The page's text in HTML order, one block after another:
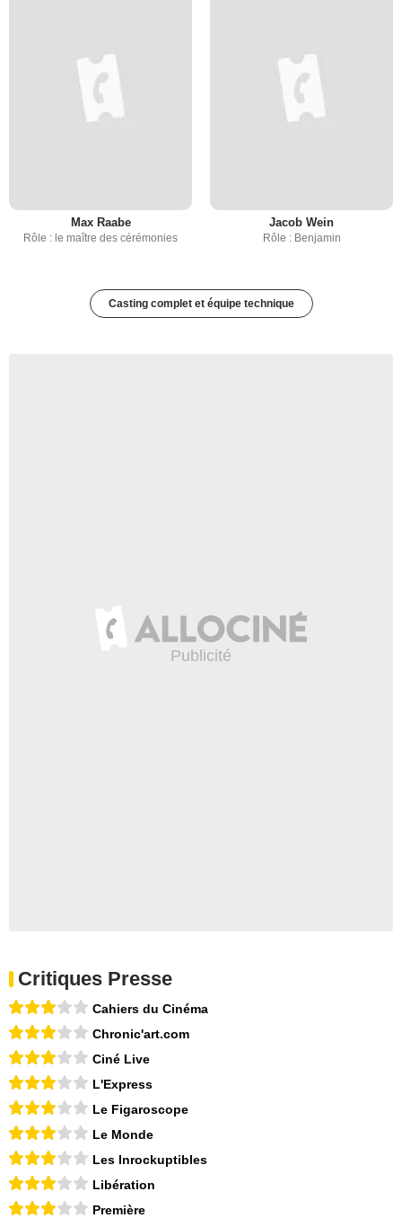
Max Raabe
Rôle : le maître des cérémonies
Jacob Wein
Rôle : Benjamin
Casting complet et équipe technique
Critiques Presse
Cahiers du Cinéma
Chronic'art.com
Ciné Live
L'Express
Le Figaroscope
Le Monde
Les Inrockuptibles
Libération
Première